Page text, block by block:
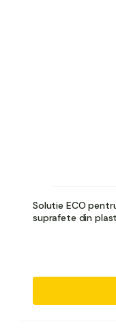
Solutie ECO
suprafete din